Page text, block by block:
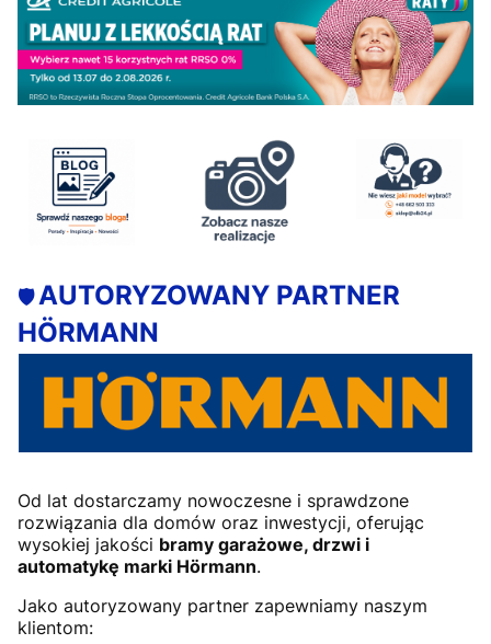
🛡️AUTORYZOWANY PARTNER
HÖRMANN
Od lat dostarczamy nowoczesne i sprawdzone
rozwiązania dla domów oraz inwestycji, oferując
wysokiej jakości bramy garażowe, drzwi i
automatykę marki Hörmann.
Jako autoryzowany partner zapewniamy naszym
klientom: